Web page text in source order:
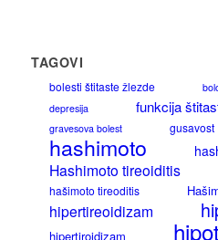
TAGOVI
bolesti štitaste žlezde
depresija funkcija
gravesova bolest gusavost
hashimoto
Hashimoto tireoiditis
hašimoto tireoditis
hipertireoidizam
hipertiroidizam